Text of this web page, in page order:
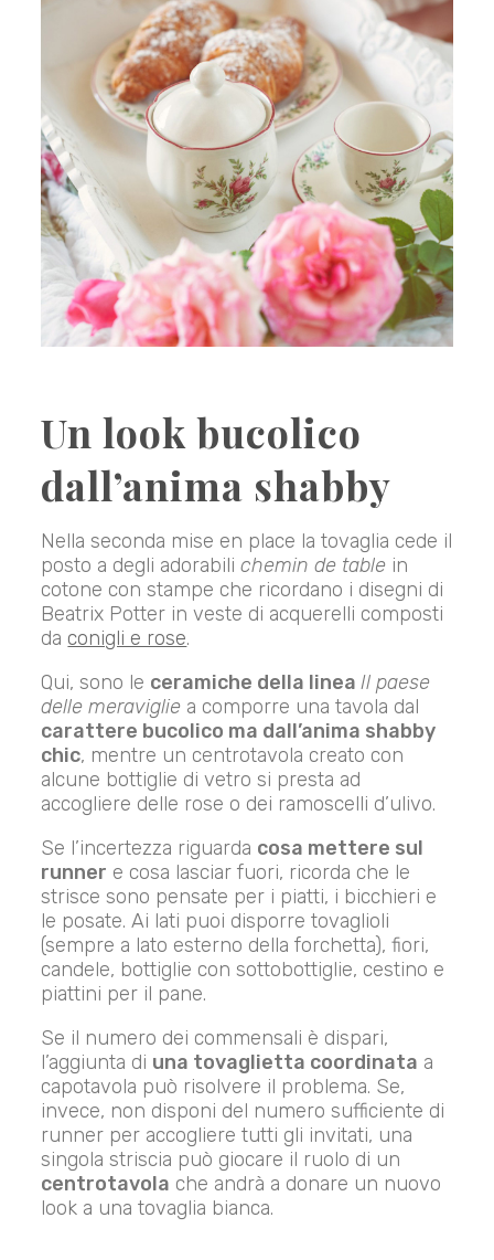
Un look bucolico
dall’anima shabby
Nella seconda mise en place la tovaglia cede il
posto a degli adorabilichemin de table in
cotone con stampe che ricordano i disegni di
Beatrix Potter in veste di acquerelli composti
da conigli e rose.
Qui, sono le ceramiche della lineaIl paese
delle meraviglie a comporre una tavola dal
carattere bucolico ma dall’anima shabby
chic, mentre un centrotavola creato con
alcune bottiglie di vetro si presta ad
accogliere delle rose o dei ramoscelli d’ulivo.
Se l’incertezza riguarda cosa mettere sul
runner e cosa lasciar fuori, ricorda che le
strisce sono pensate per i piatti, i bicchieri e
le posate. Ai lati puoi disporre tovaglioli
(sempre a lato esterno della forchetta), fiori,
candele, bottiglie con sottobottiglie, cestino e
piattini per il pane.
Se il numero dei commensali è dispari,
l’aggiunta di una tovaglietta coordinata a
capotavola può risolvere il problema. Se,
invece, non disponi del numero sufficiente di
runner per accogliere tutti gli invitati, una
singola striscia può giocare il ruolo di un
centrotavola che andrà a donare un nuovo
look a una tovaglia bianca.